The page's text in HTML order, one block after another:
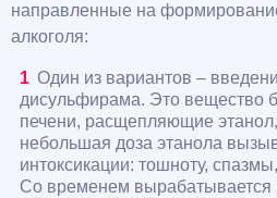
направленные на формирование
алкоголя:
Один из вариантов –
дисульфирама. Это вещество
печени, расщепляющие
небольшая доза этанола
интоксикации: тошноту,
Со временем вырабатывается